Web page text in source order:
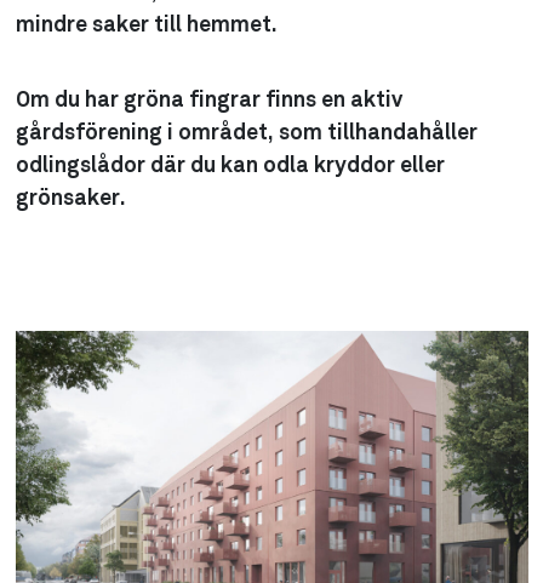
mindre saker till hemmet.
Om du har gröna fingrar finns en aktiv
gårdsförening i området, som tillhandahåller
odlingslådor där du kan odla kryddor eller
grönsaker.